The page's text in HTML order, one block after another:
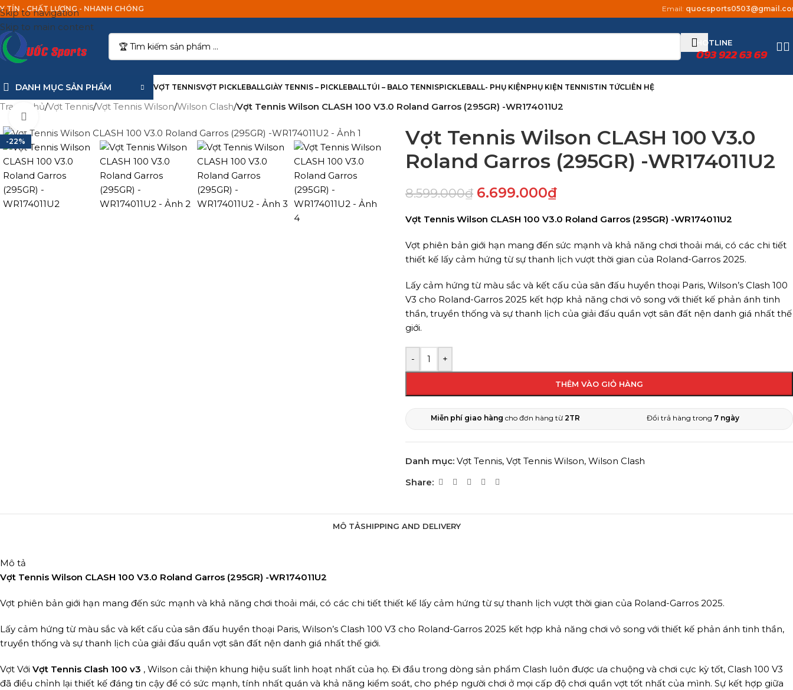
Skip to navigation
Skip to main content
TÍN - CHẤT LƯỢNG - NHANH CHÓNG Email:
HOTLINE
093 922 63 69
DANH MỤC SẢN PHẨM VỢT TENNISVỢT PICKLEBALLGIÀY TENNIS – PICKLEBALLTÚI – BALO TENNISPICKLEBALL- PHỤ KIỆNPHỤ KIỆN TENNISTIN TỨCLIÊN HỆ
Trang chủ/Vợt Tennis/Vợt Tennis Wilson/Wilson Clash/Vợt Tennis Wilson CLASH 100 V3.0 Roland Garros (295GR) -WR174011U2
-22%
Vợt Tennis Wilson CLASH 100 V3.0
Roland Garros (295GR) -WR174011U2
8.599.000₫ 6.699.000₫
Vợt Tennis Wilson CLASH 100 V3.0 Roland Garros (295GR) -WR174011U2
Vợt phiên bản giới hạn mang đến sức mạnh và khả năng chơi thoải mái, có các chi tiết
thiết kế lấy cảm hứng từ sự thanh lịch vượt thời gian của Roland-Garros 2025.
Lấy cảm hứng từ màu sắc và kết cấu của sân đấu huyền thoại Paris, Wilson’s Clash 100
V3 cho Roland-Garros 2025 kết hợp khả năng chơi vô song với thiết kế phản ánh tinh
thần, truyền thống và sự thanh lịch của giải đấu quần vợt sân đất nện danh giá nhất thế
giới.
- +
THÊM VÀO GIỎ HÀNG
Miễn phí giao hàng cho đơn hàng từ2TR Đổi trả hàng trong 7 ngày
Danh mục: Vợt Tennis, Vợt Tennis Wilson, Wilson Clash
Share:
MÔ TẢSHIPPING AND DELIVERY
Mô tả
Vợt Tennis Wilson CLASH 100 V3.0 Roland Garros (295GR) -WR174011U2
Vợt phiên bản giới hạn mang đến sức mạnh và khả năng chơi thoải mái, có các chi tiết thiết kế lấy cảm hứng từ sự thanh lịch vượt thời gian của Roland-Garros 2025.
Lấy cảm hứng từ màu sắc và kết cấu của sân đấu huyền thoại Paris, Wilson’s Clash 100 V3 cho Roland-Garros 2025 kết hợp khả năng chơi vô song với thiết kế phản ánh tinh thần,
truyền thống và sự thanh lịch của giải đấu quần vợt sân đất nện danh giá nhất thế giới.
Vợt Với Vợt Tennis Clash 100 v3 , Wilson cải thiện khung hiệu suất linh hoạt nhất của họ. Đi đầu trong dòng sản phẩm Clash luôn được ưa chuộng và chơi cực kỳ tốt, Clash 100 V3
đã điều chỉnh lại thiết kế đáng tin cậy để có sức mạnh, tính nhất quán và khả năng kiểm soát, cho phép người chơi ở mọi cấp độ chơi quần vợt tốt nhất của mình. Sự kết hợp giữa